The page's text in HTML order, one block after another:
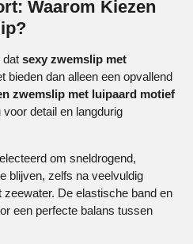
Waarom Kiezen
dat sexy zwemslip met
bieden dan alleen een opvallend
zwemslip met luipaard motief
detail en langdurig
om sneldrogend,
blijven, zelfs na veelvuldig
De elastische band en
een perfecte balans tussen